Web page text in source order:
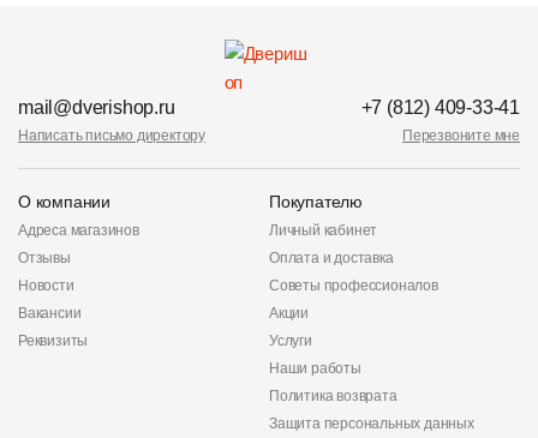
mail@dverishop.ru
Написать письмо директору
+7 (812) 409-33-41
Перезвоните мне
О компании
Адреса магазинов
Отзывы
Новости
Вакансии
Реквизиты
Покупателю
Личный кабинет
Оплата и доставка
Советы профессионалов
Акции
Услуги
Наши работы
Политика возврата
Защита персональных данных